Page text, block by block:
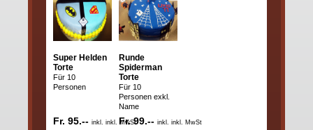
Super Helden
Torte
Für 10
Personen
Fr. 95.-- inkl. inkl. MwSt
Runde
Spiderman
Torte
Für 10
Personen exkl.
Name
Fr. 99.-- inkl. inkl. MwSt